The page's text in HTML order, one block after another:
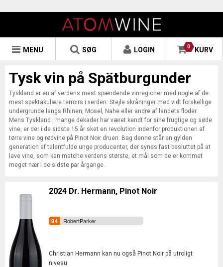
0 KURV
LOGIN
SØG
MENU
Tysk vin på Spätburgunder
Tyskland er en af verdens mest spændende vinregioner med nogle af de
mest spektakulære terroirs i verden: Stejle skråninger med vidt forskellige
undergrunde langs Rhinen, Mosel, Nahe eller andre af landets floder.
Mens Tyskland i mange dekader har været kendt for sine frugtige og søde
vine, er der i de sidste 15 år sket en revolution indenfor produktionen af
tørre vine og rødvine på Pinot Noir druen. Bag denne står en gylden
generation af talentfulde unge producenter, der synes fast besluttet på at
lave vine, som kan matche verdens største, et mål som de er kommet
meget nær i de sidste par årgange.
2024 Dr. Hermann, Pinot Noir
RobertParker
Christian Hermann kan nu også Pinot Noir på utroligt
niveau